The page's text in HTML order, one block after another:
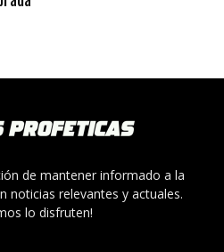
de mantener informado a la
noticias relevantes y actuales.
lo disfruten!